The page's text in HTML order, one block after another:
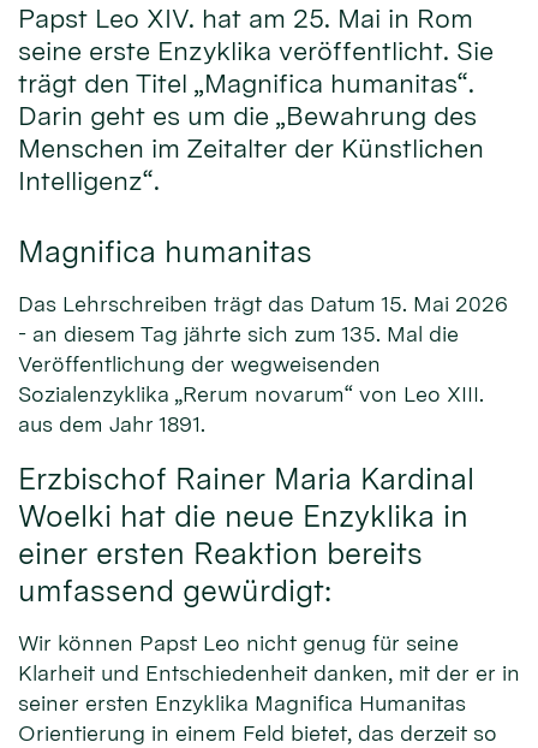
Papst Leo XIV. hat am 25. Mai in Rom
seine erste Enzyklika veröffentlicht. Sie
trägt den Titel „Magnifica humanitas“.
Darin geht es um die „Bewahrung des
Menschen im Zeitalter der Künstlichen
Intelligenz“.
Magnifica humanitas
Das Lehrschreiben trägt das Datum 15. Mai 2026
- an diesem Tag jährte sich zum 135. Mal die
Veröffentlichung der wegweisenden
Sozialenzyklika „Rerum novarum“ von Leo XIII.
aus dem Jahr 1891.
Erzbischof Rainer Maria Kardinal
Woelki hat die neue Enzyklika in
einer ersten Reaktion bereits
umfassend gewürdigt:
Wir können Papst Leo nicht genug für seine
Klarheit und Entschiedenheit danken, mit der er in
seiner ersten Enzyklika Magnifica Humanitas
Orientierung in einem Feld bietet, das derzeit so